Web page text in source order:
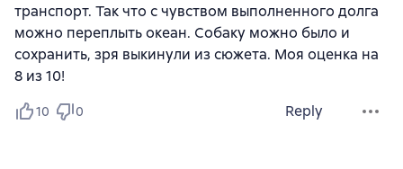
транспорт. Так что с чувством выполненного долга
можно переплыть океан. Собаку можно было и
сохранить, зря выкинули из сюжета. Моя оценка на
8 из 10!
10 0 Reply